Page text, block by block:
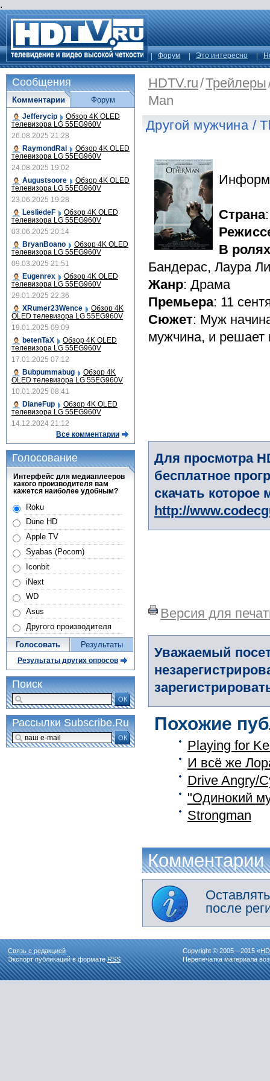
.
Форум Это интересно
HDTV.ru/Трейлеры
Man
Другой мужчина /
Страна
В ролях
Бандерас, Лаура
Жанр: Драма
Премьера: 11
Сюжет: Муж
мужчина, и решает
Для просмотра
бесплатное
скачать
http://
Версия для
Уважаемый
Похожие
Playing for
И всё же
Drive Angry/
"Одинокий
Strongman
Комментарии
после
Сообщения
Комментарии
Jefferycip Обзор 4K OLED
телевизора LG 55EG960V
26.08.2025 21:28
RaymondRal
Обзор 4K OLED
телевизора LG 55EG960V
24.08.2025 19:02
Augustsoore
Обзор 4K OLED
телевизора LG 55EG960V
23.06.2025 19:28
LesliedeF
Обзор 4K OLED
телевизора LG 55EG960V
03.06.2025 20:14
BryanBoano
Обзор 4K OLED
телевизора LG 55EG960V
09.03.2025 21:51
Eugenrex
Обзор 4K OLED
телевизора LG 55EG960V
29.01.2025 22:36
XRumer23Wence
Обзор 4K
OLED телевизора LG 55EG960V
19.01.2025 09:09
betenTaX
Обзор 4K OLED
телевизора LG 55EG960V
17.01.2025 07:12
Bubpummabug
Обзор 4K
OLED телевизора LG 55EG960V
10.01.2025 08:41
DianeFup
Обзор 4K OLED
телевизора LG 55EG960V
14.12.2024 21:12
Все комментарии
Форум
Голосование
Интерфейс для медиаплееров
какого производителя вам
кажется наиболее удобным?
Roku
Dune HD
Apple TV
Syabas (Pocorn)
Iconbit
iNext
WD
Asus
Другого производителя
Голосовать Результаты
Результаты других опросов
Поиск
ОК
Рассылки Subscribe.Ru
ОК
Связь с редакцией
Экспорт публикаций в форматеRSS
Copyright © 2005—2015 «
Перепечатка материала